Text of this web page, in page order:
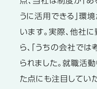
うに活用できる」環
います。実際、他社
ら、「うちの会社では
られました。就職活
た点にも注目してい